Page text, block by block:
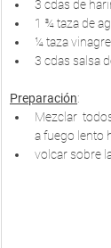
3 cdas de
1 ¾ taza de
¼ taza
3 cdas salsa
Preparación:
Mezclar
a fuego lento
volcar sobre